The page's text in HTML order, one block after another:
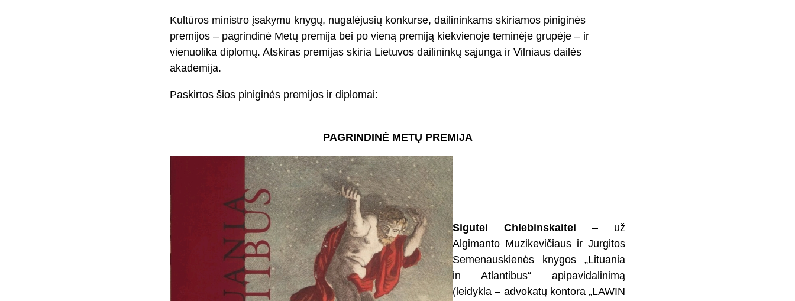
Kultūros ministro įsakymu knygų, nugalėjusių konkurse, dailininkams skiriamos piniginės
premijos – pagrindinė Metų premija bei po vieną premiją kiekvienoje teminėje grupėje – ir
vienuolika diplomų. Atskiras premijas skiria Lietuvos dailininkų sąjunga ir Vilniaus dailės
akademija.
Paskirtos šios piniginės premijos ir diplomai:
PAGRINDINĖ METŲ PREMIJA
Sigutei Chlebinskaitei – už
Algimanto Muzikevičiaus ir Jurgitos
Semenauskienės knygos „Lituania
in Atlantibus“ apipavidalinimą
(leidykla – advokatų kontora „LAWIN